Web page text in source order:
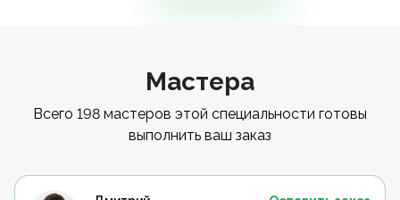
Мастера
Всего 198 мастеров этой специальности готовы
выполнить ваш заказ